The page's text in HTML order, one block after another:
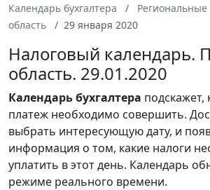
Календарь бухгалтера
Региональные
область
29 января 2020
Налоговый календарь.
область. 29.01.2020
Календарьбухгалтера подскажет,
платеж необходимо совершить.
выбрать интересующую дату, и
информация о том, какие налоги
уплатить в этот день. Календарь
режиме реального времени.